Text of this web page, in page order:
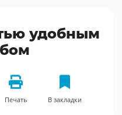
удобным
Печать В закладки